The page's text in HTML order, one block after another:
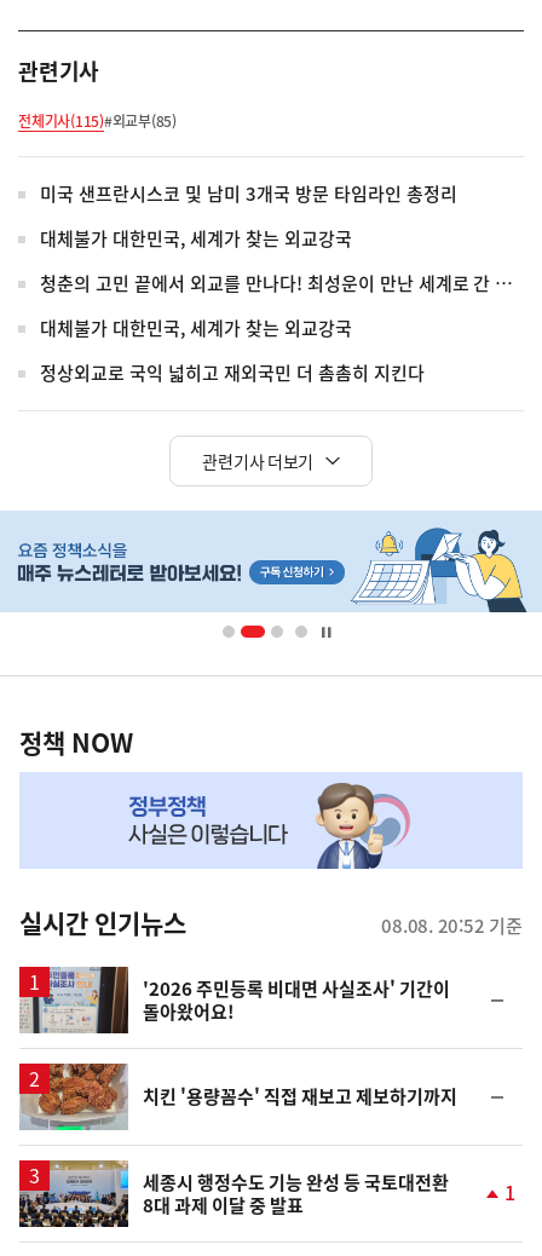
관련기사
전체기사(115)#외교부(85)
미국 샌프란시스코 및 남미 3개국 방문 타임라인 총정리
대체불가 대한민국, 세계가 찾는 외교강국
청춘의 고민 끝에서 외교를 만나다! 최성운이 만난 세계로 간 청년들
대체불가 대한민국, 세계가 찾는 외교강국
정상외교로 국익 넓히고 재외국민 더 촘촘히 지킨다
관련기사 더보기
단
배
영
책
NOW,
뉴
스
정책 NOW
실시간 인기뉴스 08.08. 20:52 기준
'2026 주민등록 비대면 사실조사' 기간이
돌아왔어요!
일
치킨 '용량꼼수' 직접 재보고 제보하기까지
일
세종시 행정수도 기능 완성 등 국토대전환
8대 과제 이달 중 발표
계
1